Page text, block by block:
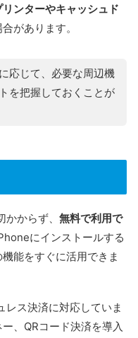
リンターやキャッシュド
があります。
応じて、必要な周辺機
を把握しておくことが
からず、 無料で利用で
にインストールする
能をすぐに活用できま
レス決済に対応していま
、QRコード決済を導入